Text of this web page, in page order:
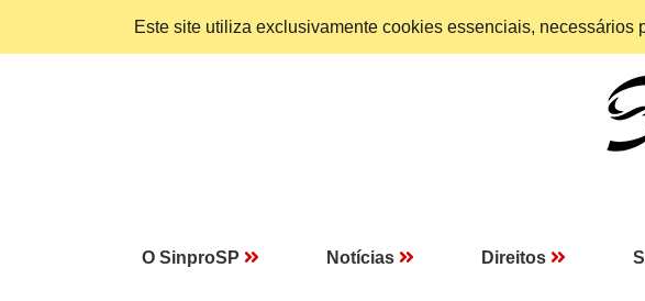
Este site utiliza exclusivamente cookies essenciais,
O SinproSP Notícias Direitos